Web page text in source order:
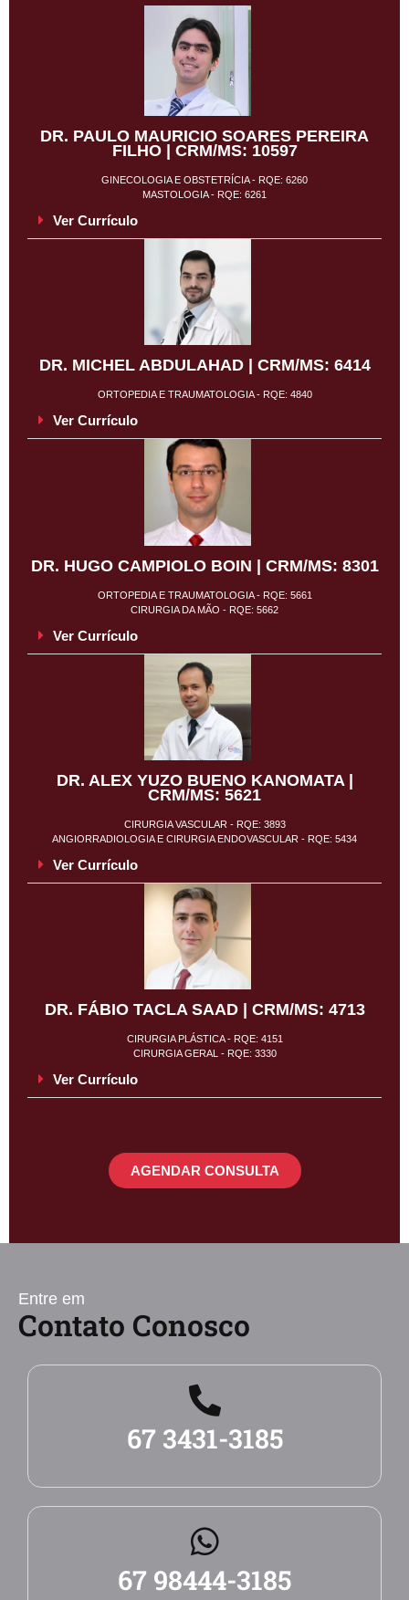
DR. PAULO MAURICIO SOARES PEREIRA
FILHO | CRM/MS: 10597
GINECOLOGIA E OBSTETRÍCIA - RQE: 6260
MASTOLOGIA - RQE: 6261
Ver Currículo
DR. MICHEL ABDULAHAD | CRM/MS: 6414
ORTOPEDIA E TRAUMATOLOGIA - RQE: 4840
Ver Currículo
DR. HUGO CAMPIOLO BOIN | CRM/MS: 8301
ORTOPEDIA E TRAUMATOLOGIA - RQE: 5661
CIRURGIA DA MÃO - RQE: 5662
Ver Currículo
DR. ALEX YUZO BUENO KANOMATA |
CRM/MS: 5621
CIRURGIA VASCULAR - RQE: 3893
ANGIORRADIOLOGIA E CIRURGIA ENDOVASCULAR - RQE: 5434
Ver Currículo
DR. FÁBIO TACLA SAAD | CRM/MS: 4713
CIRURGIA PLÁSTICA - RQE: 4151
CIRURGIA GERAL - RQE: 3330
Ver Currículo
AGENDAR CONSULTA
Entre em
Contato Conosco
67 3431-3185
67 98444-3185